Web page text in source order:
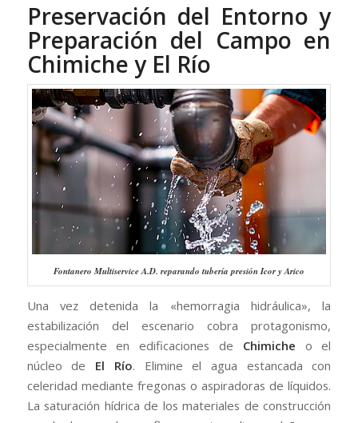
Preservación del Entorno y
Preparación del Campo en
Chimiche y El Río
Fontanero Multiservice A.D. reparando tubería presión Icor y Arico
Una vez detenida la «hemorragia hidráulica», la
estabilización del escenario cobra protagonismo,
especialmente en edificaciones de Chimiche o el
núcleo de El Río. Elimine el agua estancada con
celeridad mediante fregonas o aspiradoras de líquidos.
La saturación hídrica de los materiales de construcción